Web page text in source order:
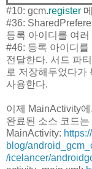
#10: gcm.register
#36:
등록 아이디를 여
#46: 등록 아이디를
전달한다. 서드 파
로 저장해두었다가
사용한다.
이제 MainActivity
완료된 소스 코드
MainActivity:
blog/
/icelancer/